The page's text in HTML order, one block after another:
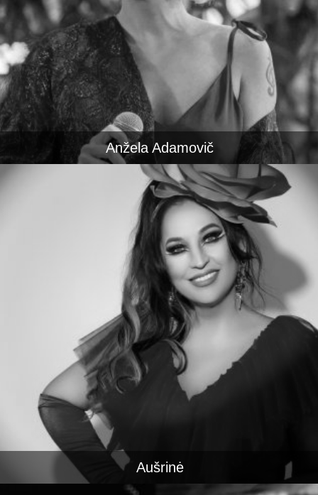
Anžela Adamovič
Aušrinė